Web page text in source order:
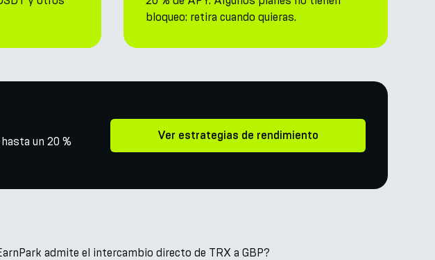
bloqueo: retira cuando quieras.
un 20 %
Ver estrategias de rendimiento
admite el intercambio directo de TRX a GBP?